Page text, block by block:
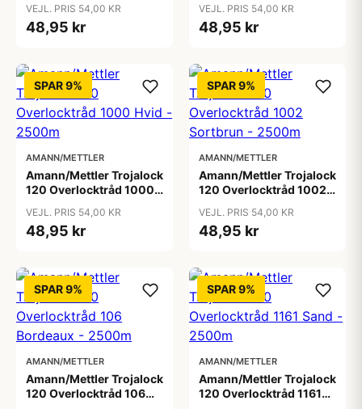
VEJL. PRIS 54,00 KR
48,95 kr
VEJL. PRIS 54,00 KR
48,95 kr
SPAR 9%
AMANN/METTLER
Amann/Mettler Trojalock
120 Overlocktråd 1000
VEJL. PRIS 54,00 KR
48,95 kr
SPAR 9%
AMANN/METTLER
Amann/Mettler Trojalock
120 Overlocktråd 1002
VEJL. PRIS 54,00 KR
48,95 kr
SPAR 9%
AMANN/METTLER
Amann/Mettler Trojalock
120 Overlocktråd 106
SPAR 9%
AMANN/METTLER
Amann/Mettler Trojalock
120 Overlocktråd 1161